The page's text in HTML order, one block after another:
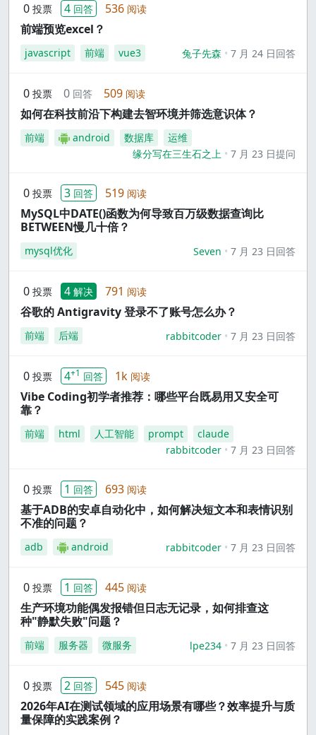
0 投票 4 回答 536 阅读
前端预览excel？
javascript 前端 vue3 兔子先森 7 月 24 日回答
0 投票 0 回答 509 阅读
如何在科技前沿下构建去智环境并筛选意识体？
前端 android 数据库
运维
缘分写在三生石之上
7 月 23 日提问
0 投票 3 回答 519 阅读
MySQL中DATE()函数为何导致百万级数据查询比
BETWEEN慢几十倍？
mysql优化 Seven 7 月 23 日回答
0 投票 4 解决 791 阅读
谷歌的 Antigravity 登录不了账号怎么办？
前端 后端 rabbitcoder 7 月 23 日回答
0 投票 4+1 回答 1k 阅读
Vibe Coding初学者推荐：哪些平台既易用又安全可
靠？
前端 html 人工智能 prompt
claude
rabbitcoder
7 月 23 日回答
0 投票 1 回答 693 阅读
基于ADB的安卓自动化中，如何解决短文本和表情识别
不准的问题？
adb android rabbitcoder 7 月 23 日回答
0 投票 1 回答 445 阅读
生产环境功能偶发报错但日志无记录，如何排查这
种"静默失败"问题？
前端 服务器 微服务 lpe234 7 月 23 日回答
0 投票 2 回答 545 阅读
2026年AI在测试领域的应用场景有哪些？效率提升与质
量保障的实践案例？